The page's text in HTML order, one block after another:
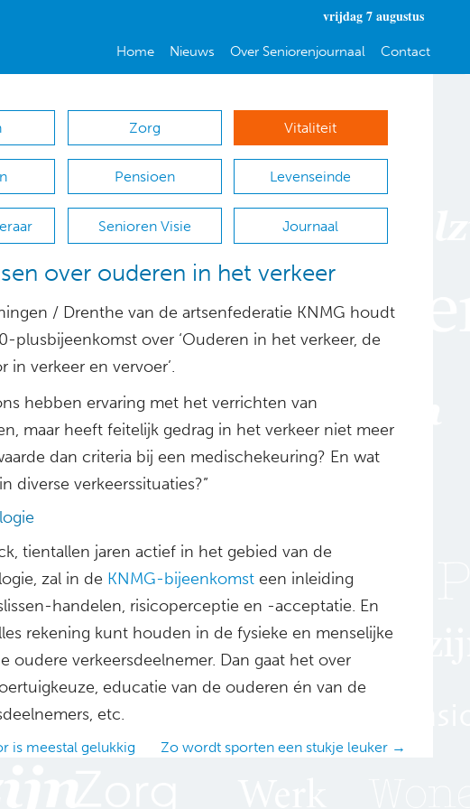
vrijdag 7 augustus
Home Nieuws Over Seniorenjournaal Contact
Zorg Vitaliteit
Pensioen Levenseinde
Senioren Visie Journaal
over ouderen in het verkeer
/ Drenthe van de artsenfederatie KNMG houdt
plusbijeenkomst over ‘Ouderen in het verkeer, de
in verkeer en vervoer’.
hebben ervaring met het verrichten van
maar heeft feitelijk gedrag in het verkeer niet meer
dan criteria bij een medischekeuring? En wat
diverse verkeerssituaties?”
tientallen jaren actief in het gebied van de
zal in de KNMG-bijeenkomst een inleiding
handelen, risicoperceptie en -acceptatie. En
rekening kunt houden in de fysieke en menselijke
oudere verkeersdeelnemer. Dan gaat het over
educatie van de ouderen én van de
etc.
is meestal gelukkig Zo wordt sporten een stukje leuker →